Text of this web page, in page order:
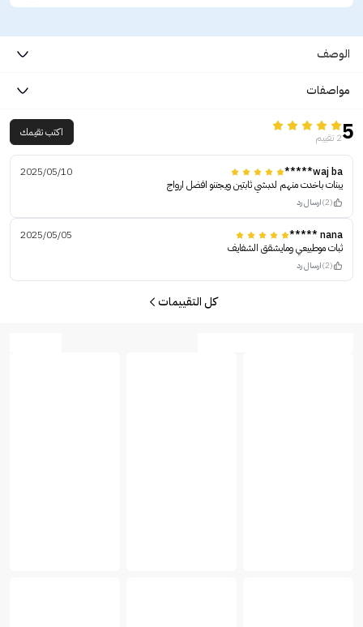
الوصف
مواصفات
52 تقييم اكتب تقيمك
waj ba*****
2025/05/10
يبنات باخدت منهم لدبشي ثابتين ويجننو افضل ارواج
(2) ارسال رد
nana *****
2025/05/05
ثبات موطبيعي ومايشقق الشفايف
(2) ارسال رد
كل التقييمات